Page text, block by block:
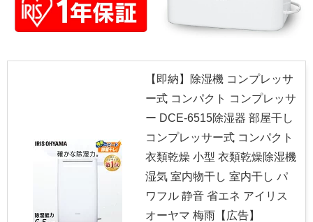
【即納】除湿機 コンプレッサ
ー式 コンパクト コンプレッサ
ー DCE-6515除湿器 部屋干し
コンプレッサー式 コンパクト
衣類乾燥 小型 衣類乾燥除湿機
湿気 室内物干し 室内干し パ
ワフル 静音 省エネ アイリス
オーヤマ 梅雨【広告】